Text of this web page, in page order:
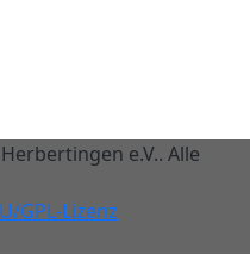
e.V.. Alle
GPL-Lizenz